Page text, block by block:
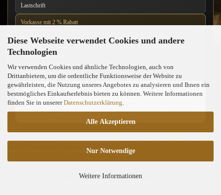
Diese Webseite verwendet Cookies und andere
Technologien
Wir verwenden Cookies und ähnliche Technologien, auch von
Drittanbietern, um die ordentliche Funktionsweise der Website zu
gewährleisten, die Nutzung unseres Angebotes zu analysieren und Ihnen ein
bestmögliches Einkaufserlebnis bieten zu können. Weitere Informationen
finden Sie in unsererDatenschutzerklärung
Alle Akzeptieren
Nur Notwendige
Weitere Informationen
Lastschrift
Vorkasse mit 2 % Rabatt
Nachnahme
Barzahlung vor Ort
Kartenzahlung vor Ort
News über unseren WhatsApp-Kanal
Neue Messer, Angebote und Neuigkeiten direkt über WhatsApp
erhalten.
Die tatsächlich verfügbaren Zahlungsarten werden während des Bestellvorgangs angezeigt und können
je nach Warenkorb und Zahlungsdienstleister abweichen.